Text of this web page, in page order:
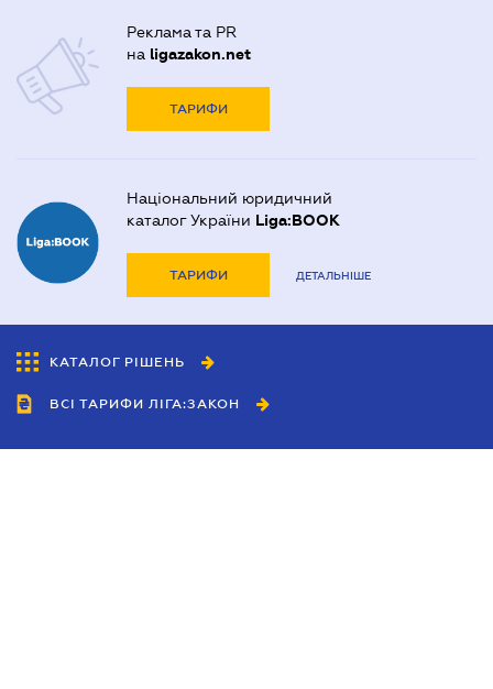
Реклама та PR
на ligazakon.net
ТАРИФИ
Національний юридичний
каталог України Liga:BOOK
ТАРИФИ ДЕТАЛЬНІШЕ
КАТАЛОГ РІШЕНЬ
ВСІ ТАРИФИ ЛІГА:ЗАКОН